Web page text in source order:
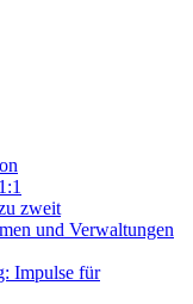
zweit
und Verwaltungen
Impulse für